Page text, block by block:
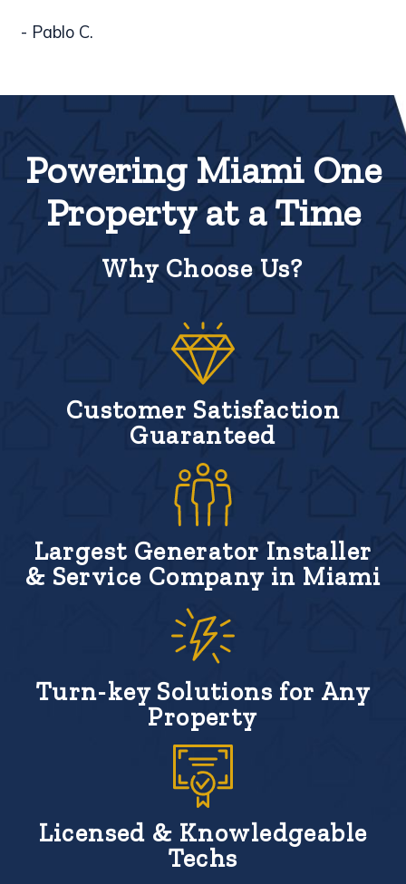
- Pablo C.
Powering Miami One
Property at a Time
Why Choose Us?
Customer Satisfaction
Guaranteed
Largest Generator Installer
& Service Company in Miami
Turn-key Solutions for Any
Property
Licensed & Knowledgeable
Techs